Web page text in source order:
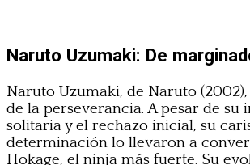
Naruto Uzumaki: De
Naruto Uzumaki, de Naruto (2002),
de la perseverancia. A pesar de su
solitaria y el rechazo inicial, su
determinación lo llevaron a
Hokage, el ninja más fuerte. Su